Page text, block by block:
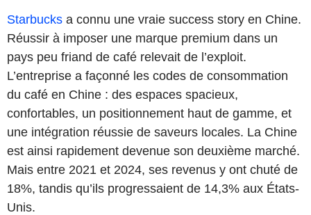
Starbucks a connu une vraie success story en Chine.
Réussir à imposer une marque premium dans un
pays peu friand de café relevait de l’exploit.
L’entreprise a façonné les codes de consommation
du café en Chine : des espaces spacieux,
confortables, un positionnement haut de gamme, et
une intégration réussie de saveurs locales. La Chine
est ainsi rapidement devenue son deuxième marché.
Mais entre 2021 et 2024, ses revenus y ont chuté de
18%, tandis qu’ils progressaient de 14,3% aux États-
Unis.